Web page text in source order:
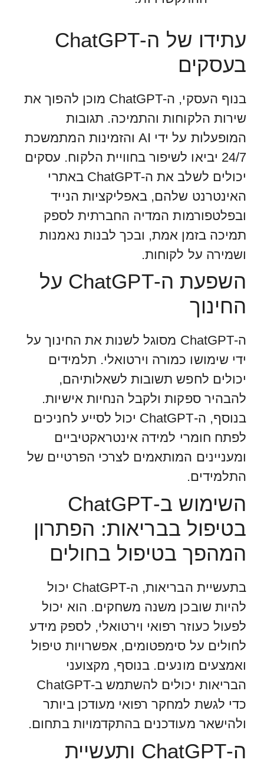
עתידו של ה-ChatGPT
בעסקים
בנוף העסקי, ה-ChatGPT מוכן להפוך את
שירות הלקוחות והתמיכה. תגובות
המופעלות על ידי AI והזמינות המתמשכת
24/7 יביאו לשיפור בחוויית הלקוח. עסקים
יכולים לשלב את ה-ChatGPT באתרי
האינטרנט שלהם, באפליקציות הנייד
ובפלטפורמות המדיה החברתית לספק
תמיכה בזמן אמת, ובכך לבנות נאמנות
ושמירה על לקוחות.
השפעת ה-ChatGPT על
החינוך
ה-ChatGPT מסוגל לשנות את החינוך על
ידי שימושו כמורה וירטואלי. תלמידים
יכולים לחפש תשובות לשאלותיהם,
להבהיר ספקות ולקבל הנחיות אישיות.
בנוסף, ה-ChatGPT יכול לסייע לחניכים
לפתח חומרי למידה אינטראקטיביים
ומעניינים המותאמים לצרכי הפרטיים של
התלמידים.
השימוש ב-ChatGPT
בטיפול בבריאות: הפתרון
המהפך בטיפול בחולים
בתעשיית הבריאות, ה-ChatGPT יכול
להיות שובכן משנה משחקים. הוא יכול
לפעול כעוזר רפואי וירטואלי, לספק מידע
לחולים על סימפטומים, אפשרויות טיפול
ואמצעים מונעים. בנוסף, מקצועני
הבריאות יכולים להשתמש ב-ChatGPT
כדי לגשת למחקר רפואי מעודכן ביותר
ולהישאר מעודכנים בהתקדמויות בתחום.
ה-ChatGPT ותעשיית